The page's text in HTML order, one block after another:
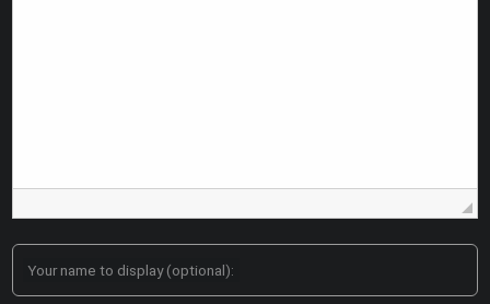
Your name to display (optional):